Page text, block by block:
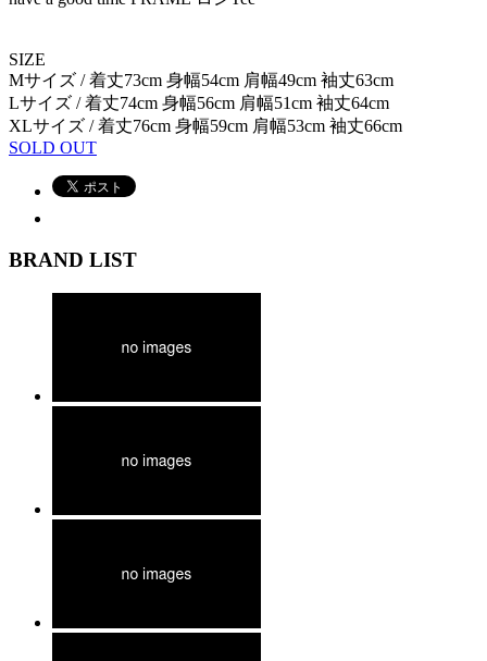
SIZE
Mサイズ / 着丈73cm 身幅54cm 肩幅49cm 袖丈63cm
Lサイズ / 着丈74cm 身幅56cm 肩幅51cm 袖丈64cm
XLサイズ / 着丈76cm 身幅59cm 肩幅53cm 袖丈66cm
SOLD OUT
BRAND LIST